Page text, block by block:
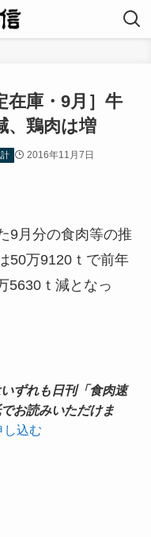
在庫・9月］牛
、鶏肉は増
2016年11月7日
9月分の食肉等の推
50万9120ｔで前年
5630ｔ減となっ
ずれも日刊「食肉速
お読みいただけま
し込む